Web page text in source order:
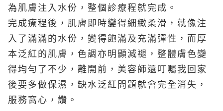
為肌膚注入水份，整個診療程就完成。
完成療程後，肌膚即時變得細緻柔滑，就像注
入了滿滿的水份，變得飽滿及充滿彈性，而厚
本泛紅的肌膚，色調亦明顯減褪，整體膚色變
得均勻了不少，離開前，美容師還叮囑我回家
後要多做保濕，缺水泛紅問題就會完全消失，
服務窩心，讚。